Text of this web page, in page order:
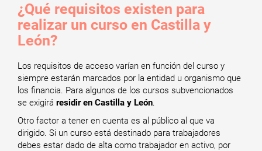
¿Qué requisitos existen para
realizar un curso en Castilla y
León?
Los requisitos de acceso varían en función del curso y
siempre estarán marcados por la entidad u organismo que
los financia. Para algunos de los cursos subvencionados
se exigirá residir en Castilla y León.
Otro factor a tener en cuenta es al público al que va
dirigido. Si un curso está destinado para trabajadores
debes estar dado de alta como trabajador en activo, por